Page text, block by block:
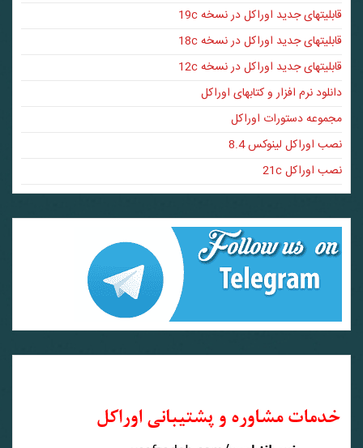
قابلیتهای جدید اوراکل در نسخه 19c
قابلیتهای جدید اوراکل در نسخه 18c
قابلیتهای جدید اوراکل در نسخه 12c
دانلود نرم افزار و کتابهای اوراکل
مجموعه دستورات اوراکل
نصب اوراکل لینوکس 8.4
نصب اوراکل 21c